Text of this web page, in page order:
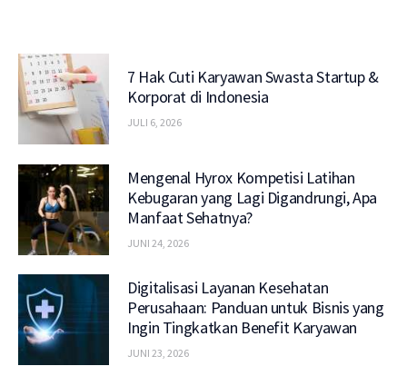
7 Hak Cuti Karyawan Swasta Startup &
Korporat di Indonesia
JULI 6, 2026
Mengenal Hyrox Kompetisi Latihan
Kebugaran yang Lagi Digandrungi, Apa
Manfaat Sehatnya?
JUNI 24, 2026
Digitalisasi Layanan Kesehatan
Perusahaan: Panduan untuk Bisnis yang
Ingin Tingkatkan Benefit Karyawan
JUNI 23, 2026